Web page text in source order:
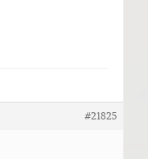
#21825